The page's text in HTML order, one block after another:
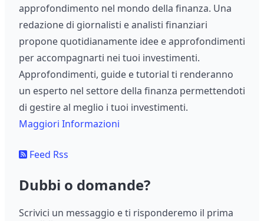
approfondimento nel mondo della finanza. Una
redazione di giornalisti e analisti finanziari
propone quotidianamente idee e approfondimenti
per accompagnarti nei tuoi investimenti.
Approfondimenti, guide e tutorial ti renderanno
un esperto nel settore della finanza permettendoti
di gestire al meglio i tuoi investimenti.
Maggiori Informazioni
Feed Rss
Dubbi o domande?
Scrivici un messaggio e ti risponderemo il prima